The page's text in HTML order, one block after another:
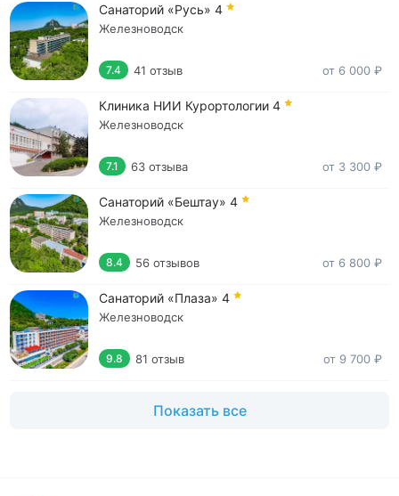
Санаторий «Русь» 4
Железноводск
7.4 41 отзыв от 6 000 ₽
Клиника НИИ Курортологии 4
Железноводск
7.1 63 отзыва от 3 300 ₽
Санаторий «Бештау» 4
Железноводск
8.4 56 отзывов от 6 800 ₽
Санаторий «Плаза» 4
Железноводск
9.8 81 отзыв от 9 700 ₽
Показать все